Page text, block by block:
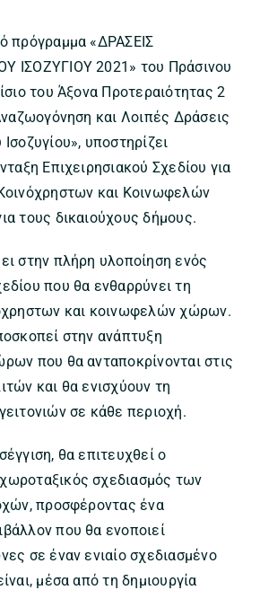
πρόγραμμα «ΔΡΑΣΕΙΣ
ΙΣΟΖΥΓΙΟΥ 2021» του Πράσινου
του Άξονα Προτεραιότητας 2
και Λοιπές Δράσεις
υποστηρίζει
Επιχειρησιακού Σχεδίου για
και Κοινωφελών
τους δικαιούχους δήμους.
στην πλήρη υλοποίηση ενός
που θα ενθαρρύνει τη
και κοινωφελών χώρων.
στην ανάπτυξη
που θα ανταποκρίνονται στις
και θα ενισχύουν τη
σε κάθε περιοχή.
θα επιτευχθεί ο
σχεδιασμός των
προσφέροντας ένα
που θα ενοποιεί
σε έναν ενιαίο σχεδιασμένο
μέσα από τη δημιουργία